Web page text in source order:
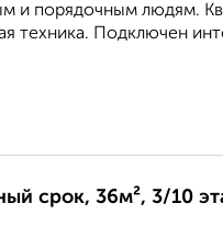
и порядочным людям.
техника. Подключен
срок, 36м², 3/10